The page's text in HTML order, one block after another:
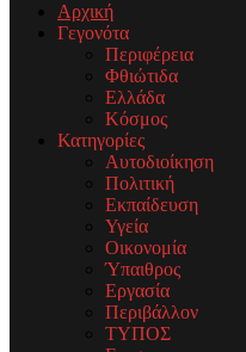
Αρχική
Γεγονότα
Περιφέρεια
Φθιώτιδα
Ελλάδα
Κόσμος
Κατηγορίες
Αυτοδιοίκηση
Πολιτική
Εκπαίδευση
Υγεία
Οικονομία
Ύπαιθρος
Εργασία
Περιβάλλον
ΤΥΠΟΣ